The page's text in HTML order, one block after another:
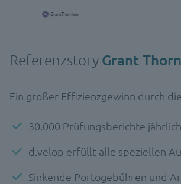
Referenzstory Grant
Ein großer Effizienzgewinn durch
30.000 Prüfungsberichte jährlich
d.velop erfüllt alle speziellen
Sinkende Portogebühren und